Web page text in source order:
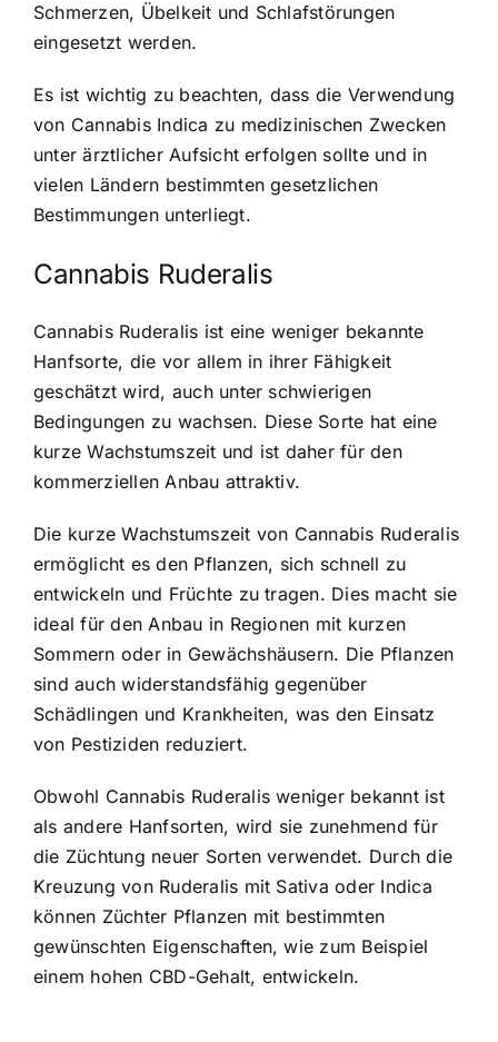
Schmerzen, Übelkeit und Schlafstörungen
eingesetzt werden.
Es ist wichtig zu beachten, dass die Verwendung
von Cannabis Indica zu medizinischen Zwecken
unter ärztlicher Aufsicht erfolgen sollte und in
vielen Ländern bestimmten gesetzlichen
Bestimmungen unterliegt.
Cannabis Ruderalis
Cannabis Ruderalis ist eine weniger bekannte
Hanfsorte, die vor allem in ihrer Fähigkeit
geschätzt wird, auch unter schwierigen
Bedingungen zu wachsen. Diese Sorte hat eine
kurze Wachstumszeit und ist daher für den
kommerziellen Anbau attraktiv.
Die kurze Wachstumszeit von Cannabis Ruderalis
ermöglicht es den Pflanzen, sich schnell zu
entwickeln und Früchte zu tragen. Dies macht sie
ideal für den Anbau in Regionen mit kurzen
Sommern oder in Gewächshäusern. Die Pflanzen
sind auch widerstandsfähig gegenüber
Schädlingen und Krankheiten, was den Einsatz
von Pestiziden reduziert.
Obwohl Cannabis Ruderalis weniger bekannt ist
als andere Hanfsorten, wird sie zunehmend für
die Züchtung neuer Sorten verwendet. Durch die
Kreuzung von Ruderalis mit Sativa oder Indica
können Züchter Pflanzen mit bestimmten
gewünschten Eigenschaften, wie zum Beispiel
einem hohen CBD-Gehalt, entwickeln.